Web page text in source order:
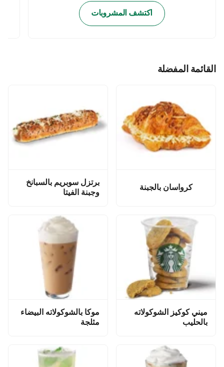
اكتشف المشروبات
القائمة المفضلة
كرواسان بالجبنة
برتزل سوبريم بالسبانخ
وجبنة الفيتا
ميني كوكيز الشوكولاته
بالحليب
موكا بالشوكولاته البيضاء
مثلجة